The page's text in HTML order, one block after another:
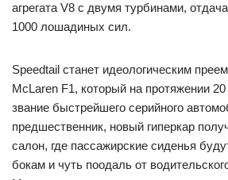
агрегата V8 с двумя турбинами,
1000 лошадиных сил.
Speedtail станет идеологическим
McLaren F1, который на протяжении
звание быстрейшего серийного
предшественник, новый гиперкар
салон, где пассажирские сиденья
бокам и чуть поодаль от